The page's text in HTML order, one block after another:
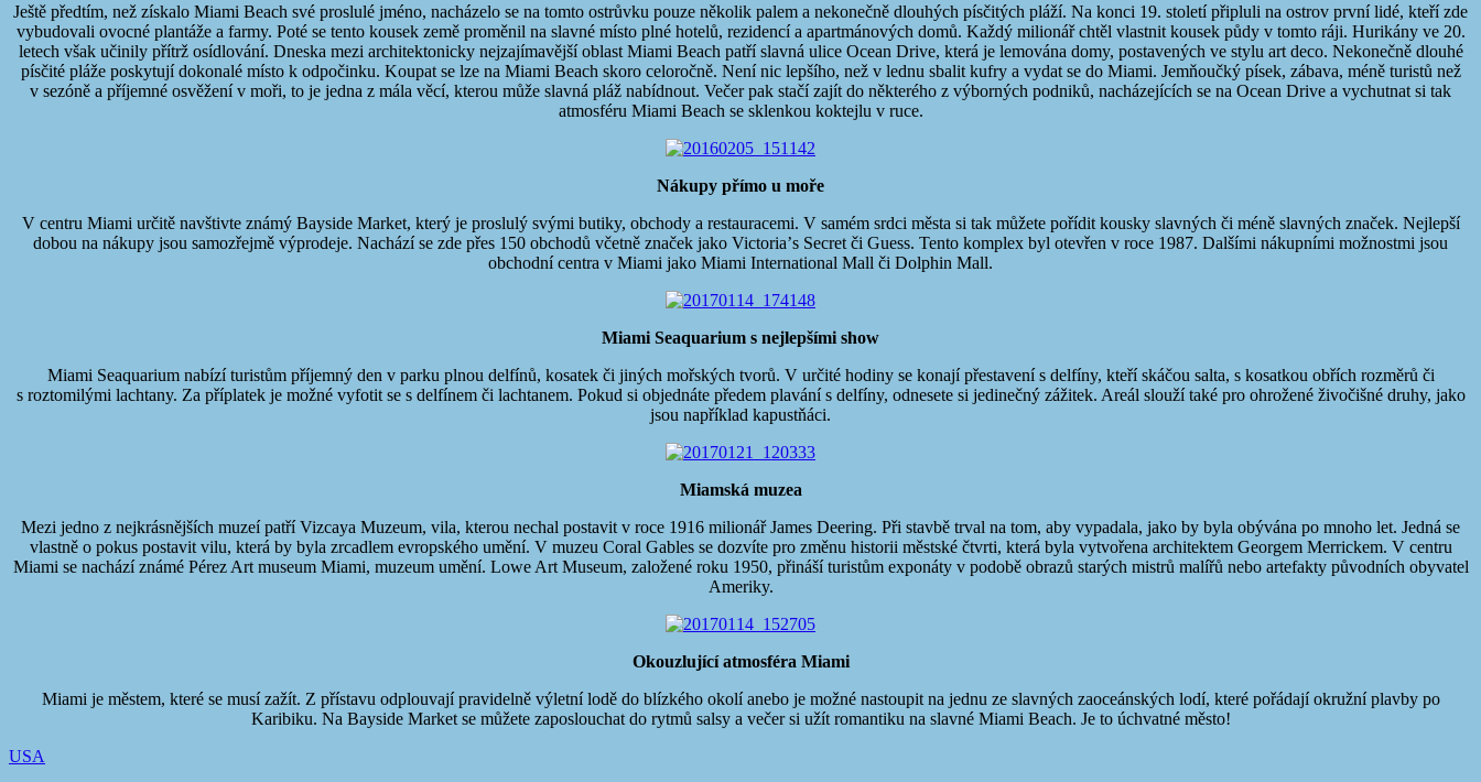
Ještě předtím, než získalo Miami Beach své proslulé jméno, nacházelo se na tomto ostrůvku pouze několik palem a nekonečně dlouhých písčitých pláží. Na konci 19. století připluli na ostrov první lidé, kteří zde
vybudovali ovocné plantáže a farmy. Poté se tento kousek země proměnil na slavné místo plné hotelů, rezidencí a apartmánových domů. Každý milionář chtěl vlastnit kousek půdy v tomto ráji. Hurikány ve 20.
letech však učinily přítrž osídlování. Dneska mezi architektonicky nejzajímavější oblast Miami Beach patří slavná ulice Ocean Drive, která je lemována domy, postavených ve stylu art deco. Nekonečně dlouhé
písčité pláže poskytují dokonalé místo k odpočinku. Koupat se lze na Miami Beach skoro celoročně. Není nic lepšího, než v lednu sbalit kufry a vydat se do Miami. Jemňoučký písek, zábava, méně turistů než
v sezóně a příjemné osvěžení v moři, to je jedna z mála věcí, kterou může slavná pláž nabídnout. Večer pak stačí zajít do některého z výborných podniků, nacházejících se na Ocean Drive a vychutnat si tak
atmosféru Miami Beach se sklenkou koktejlu v ruce.
Nákupy přímo u moře
V centru Miami určitě navštivte známý Bayside Market, který je proslulý svými butiky, obchody a restauracemi. V samém srdci města si tak můžete pořídit kousky slavných či méně slavných značek. Nejlepší
dobou na nákupy jsou samozřejmě výprodeje. Nachází se zde přes 150 obchodů včetně značek jako Victoriaʼs Secret či Guess. Tento komplex byl otevřen v roce 1987. Dalšími nákupními možnostmi jsou
obchodní centra v Miami jako Miami International Mall či Dolphin Mall.
Miami Seaquarium s nejlepšími show
Miami Seaquarium nabízí turistům příjemný den v parku plnou delfínů, kosatek či jiných mořských tvorů. V určité hodiny se konají přestavení s delfíny, kteří skáčou salta, s kosatkou obřích rozměrů či
s roztomilými lachtany. Za příplatek je možné vyfotit se s delfínem či lachtanem. Pokud si objednáte předem plavání s delfíny, odnesete si jedinečný zážitek. Areál slouží také pro ohrožené živočišné druhy, jako
jsou například kapustňáci.
Miamská muzea
Mezi jedno z nejkrásnějších muzeí patří Vizcaya Muzeum, vila, kterou nechal postavit v roce 1916 milionář James Deering. Při stavbě trval na tom, aby vypadala, jako by byla obývána po mnoho let. Jedná se
vlastně o pokus postavit vilu, která by byla zrcadlem evropského umění. V muzeu Coral Gables se dozvíte pro změnu historii městské čtvrti, která byla vytvořena architektem Georgem Merrickem. V centru
Miami se nachází známé Pérez Art museum Miami, muzeum umění. Lowe Art Museum, založené roku 1950, přináší turistům exponáty v podobě obrazů starých mistrů malířů nebo artefakty původních obyvatel
Ameriky.
Okouzlující atmosféra Miami
Miami je městem, které se musí zažít. Z přístavu odplouvají pravidelně výletní lodě do blízkého okolí anebo je možné nastoupit na jednu ze slavných zaoceánských lodí, které pořádají okružní plavby po
Karibiku. Na Bayside Market se můžete zaposlouchat do rytmů salsy a večer si užít romantiku na slavné Miami Beach. Je to úchvatné město!
USA